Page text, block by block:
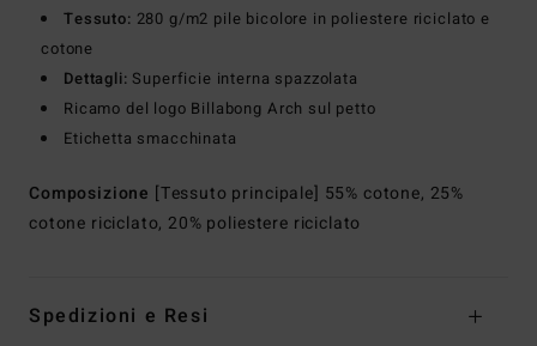
Tessuto: 280 g/m2 pile bicolore in poliestere riciclato e
cotone
Dettagli: Superficie interna spazzolata
Ricamo del logo Billabong Arch sul petto
Etichetta smacchinata
Composizione [Tessuto principale] 55% cotone, 25%
cotone riciclato, 20% poliestere riciclato
Spedizioni e Resi